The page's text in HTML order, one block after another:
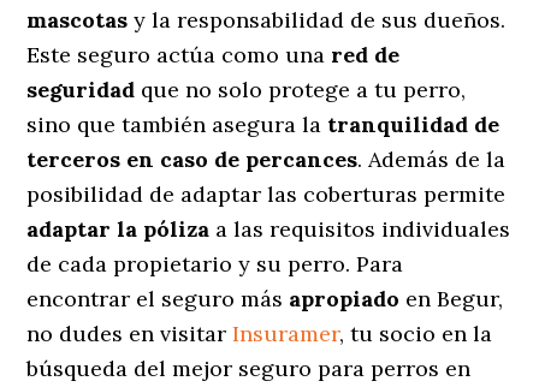
mascotas y la responsabilidad de sus dueños.
Este seguro actúa como una red de
seguridad que no solo protege a tu perro,
sino que también asegura la tranquilidad de
terceros en caso de percances. Además de la
posibilidad de adaptar las coberturas permite
adaptar la póliza a las requisitos individuales
de cada propietario y su perro. Para
encontrar el seguro más apropiado en Begur,
no dudes en visitarInsuramer, tu socio en la
búsqueda del mejor seguro para perros en